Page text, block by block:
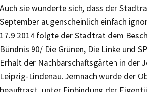
Auch sie wunderte sich, dass der
September augenscheinlich einfach
17.9.2014 folgte der Stadtrat dem
Bündnis 90/ Die Grünen, Die Linke und
Erhalt der Nachbarschaftsgärten in der
Leipzig-Lindenau.Demnach wurde der